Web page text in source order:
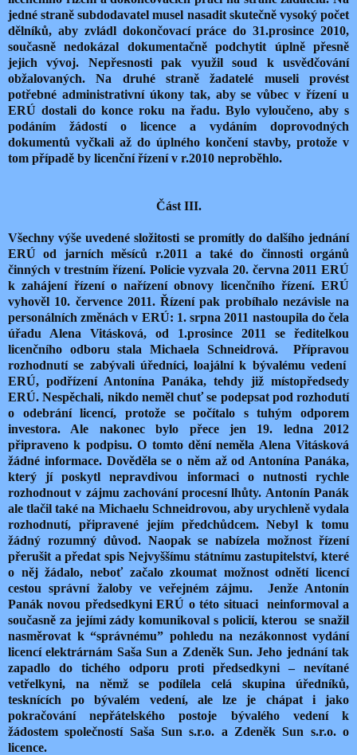
jedné straně subdodavatel musel nasadit skutečně vysoký počet
dělníků, aby zvládl dokončovací práce do 31.prosince 2010,
současně nedokázal dokumentačně podchytit úplně přesně
jejich vývoj. Nepřesnosti pak využil soud k usvědčování
obžalovaných. Na druhé straně žadatelé museli provést
potřebné administrativní úkony tak, aby se vůbec v řízení u
ERÚ dostali do konce roku na řadu. Bylo vyloučeno, aby s
podáním žádostí o licence a vydáním doprovodných
dokumentů vyčkali až do úplného končení stavby, protože v
tom případě by licenční řízení v r.2010 neproběhlo.
Část III.
Všechny výše uvedené složitosti se promítly do dalšího jednání
ERÚ od jarních měsíců r.2011 a také do činnosti orgánů
činných v trestním řízení. Policie vyzvala 20. června 2011 ERÚ
k zahájení řízení o nařízení obnovy licenčního řízení. ERÚ
vyhověl 10. července 2011. Řízení pak probíhalo nezávisle na
personálních změnách v ERÚ: 1. srpna 2011 nastoupila do čela
úřadu Alena Vitásková, od 1.prosince 2011 se ředitelkou
licenčního odboru stala Michaela Schneidrová. Přípravou
rozhodnutí se zabývali úředníci, loajální k bývalému vedení
ERÚ, podřízení Antonína Panáka, tehdy již místopředsedy
ERÚ. Nespěchali, nikdo neměl chuť se podepsat pod rozhodutí
o odebrání licencí, protože se počítalo s tuhým odporem
investora. Ale nakonec bylo přece jen 19. ledna 2012
připraveno k podpisu. O tomto dění neměla Alena Vitásková
žádné informace. Dověděla se o něm až od Antonína Panáka,
který jí poskytl nepravdivou informaci o nutnosti rychle
rozhodnout v zájmu zachování procesní lhůty. Antonín Panák
ale tlačil také na Michaelu Schneidrovou, aby urychleně vydala
rozhodnutí, připravené jejím předchůdcem. Nebyl k tomu
žádný rozumný důvod. Naopak se nabízela možnost řízení
přerušit a předat spis Nejvyššímu státnímu zastupitelství, které
o něj žádalo, neboť začalo zkoumat možnost odnětí licencí
cestou správní žaloby ve veřejném zájmu. Jenže Antonín
Panák novou předsedkyni ERÚ o této situaci neinformoval a
současně za jejími zády komunikoval s policií, kterou se snažil
nasměrovat k “správnému” pohledu na nezákonnost vydání
licencí elektrárnám Saša Sun a Zdeněk Sun. Jeho jednání tak
zapadlo do tichého odporu proti předsedkyni – nevítané
vetřelkyni, na němž se podílela celá skupina úředníků,
tesknících po bývalém vedení, ale lze je chápat i jako
pokračování nepřátelského postoje bývalého vedení k
žádostem společností Saša Sun s.r.o. a Zdeněk Sun s.r.o. o
licence.